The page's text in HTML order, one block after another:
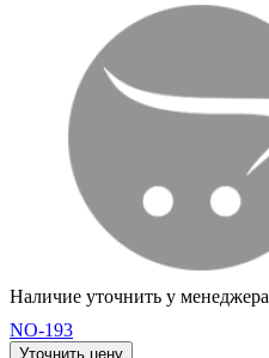
Наличие уточнить у менеджера
NO-193
Уточнить цену